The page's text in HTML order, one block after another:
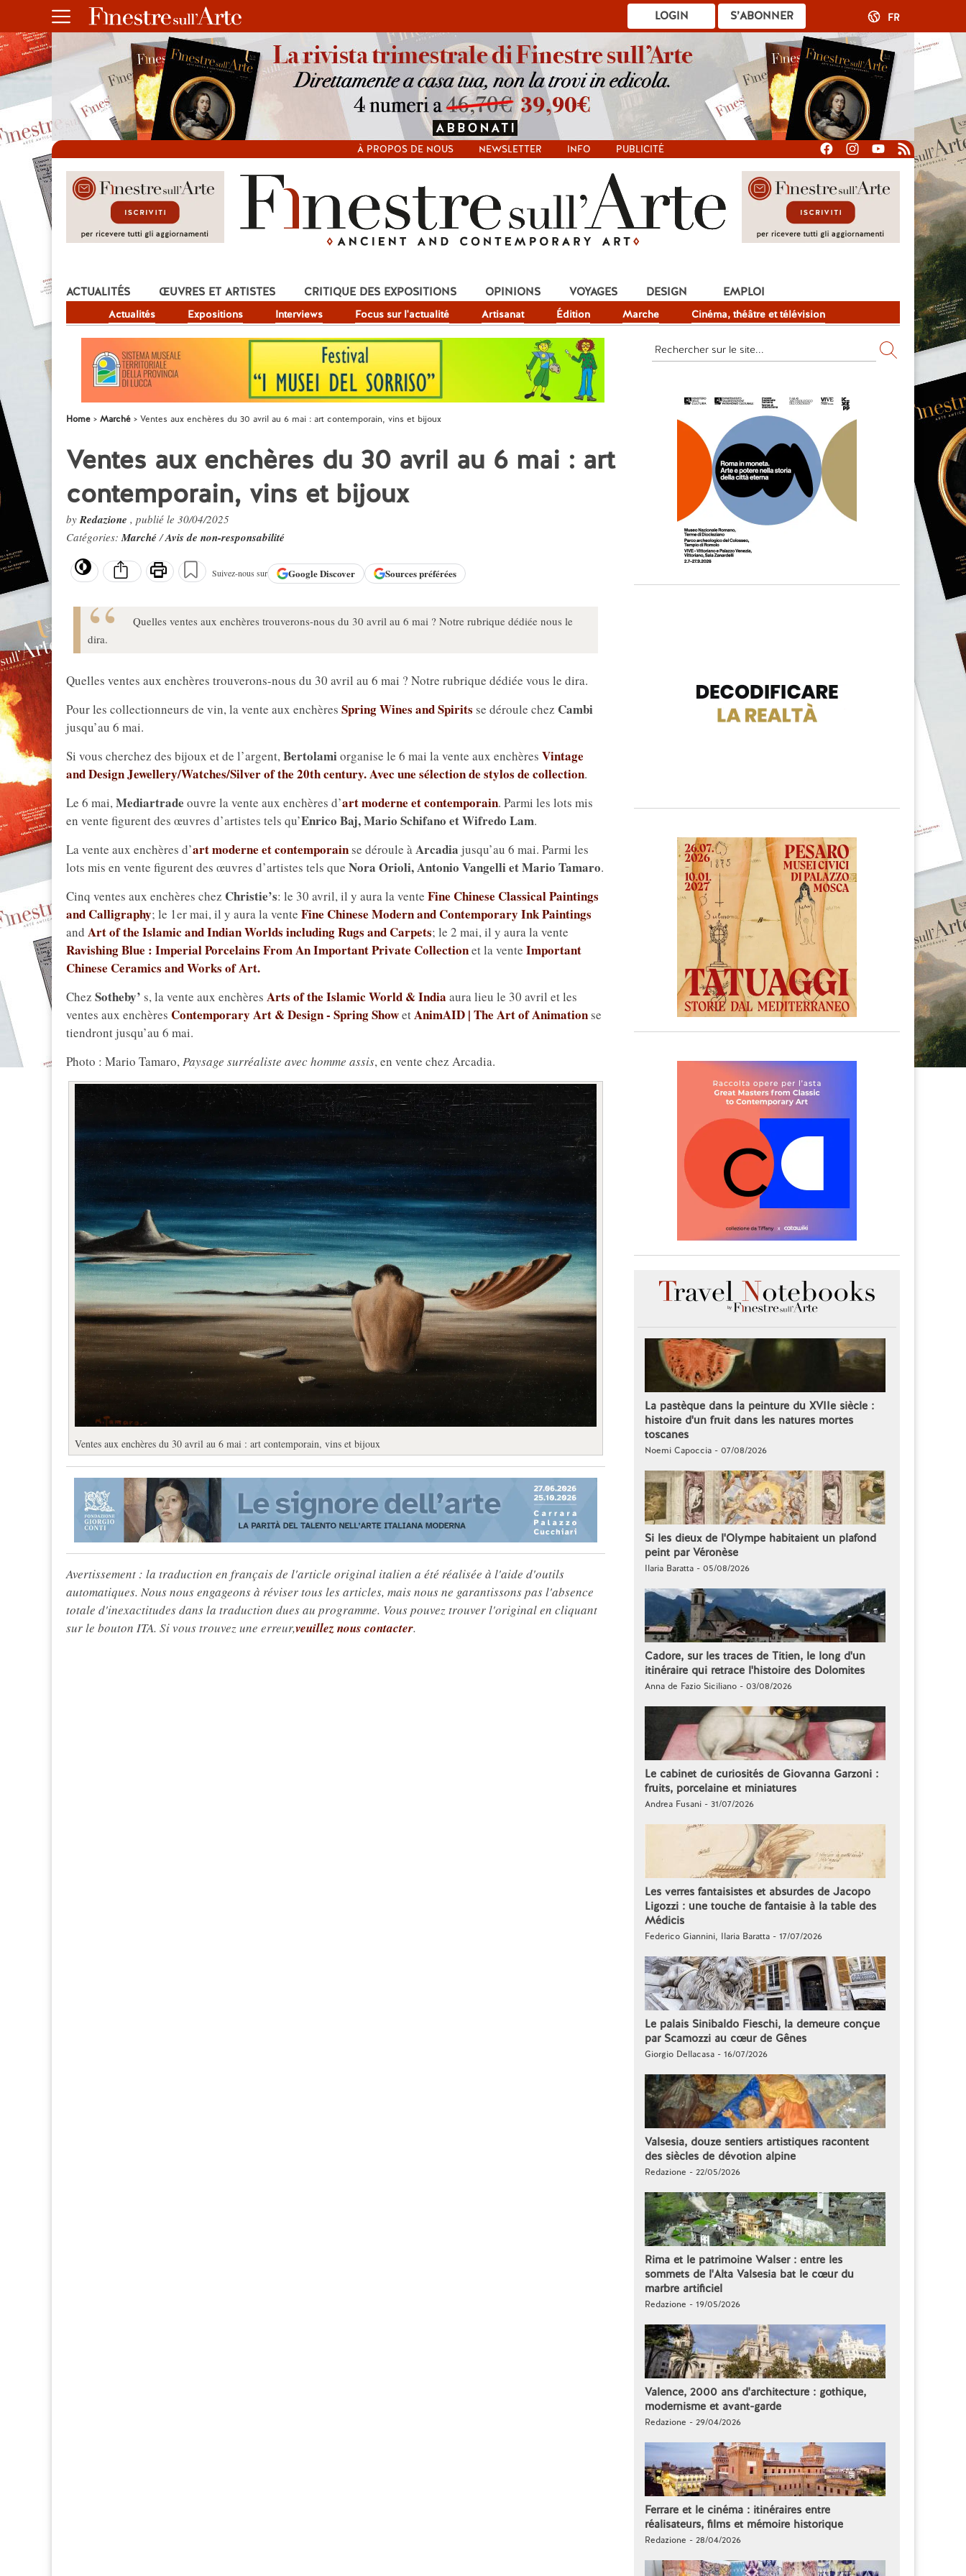
S’ABONNER
LOGIN FR
À PROPOS DE NOUS NEWSLETTER INFO PUBLICITÉ
ACTUALITÉS
Actualités Expositions Interviews Focus sur l'actualité Artisanat Édition Marche Cinéma, théâtre et télévision
ŒUVRES ET ARTISTES CRITIQUE DES EXPOSITIONS OPINIONS VOYAGES DESIGN EMPLOI
Home Marché Ventes aux enchères du 30 avril au 6 mai : art contemporain, vins et bijoux
Ventes aux enchères du 30 avril au 6 mai : art
contemporain, vins et bijoux
byRedazione , publié le 30/04/2025
Catégories:Marché/Avis de non-responsabilité
Suivez-nous sur GoogleDiscover Sources préférées
Quelles ventes aux enchères trouverons-nous du 30 avril au 6 mai ? Notre rubrique dédiée nous le
dira.
Quelles ventes aux enchères trouverons-nous du 30 avril au 6 mai ? Notre rubrique dédiée vous le dira.
Pour les collectionneurs de vin, la vente aux enchères Spring Wines and Spirits se déroule chez Cambi
jusqu’au 6 mai.
Si vous cherchez des bijoux et de l’argent,Bertolamiorganise le 6 mai la vente aux enchères Vintage
and Design Jewellery/Watches/Silver of the 20th century. Avec une sélection de stylos de collection.
Le 6 mai,Mediartrade ouvre la vente aux enchères d’art moderne et contemporain. Parmi les lots mis
en vente figurent des œuvres d’artistes tels qu’Enrico Baj, Mario Schifano et Wifredo Lam.
La vente aux enchères d’art moderne et contemporain se déroule àArcadia jusqu’au 6 mai. Parmi les
lots mis en vente figurent des œuvres d’artistes tels que Nora Orioli, Antonio Vangelli et Mario Tamaro.
Cinq ventes aux enchères chez Christie’s: le 30 avril, il y aura la vente Fine Chinese Classical Paintings
and Calligraphy; le 1er mai, il y aura la vente Fine Chinese Modern and Contemporary Ink Paintings
and Art of the Islamic and Indian Worlds including Rugs and Carpets; le 2 mai, il y aura la vente
Ravishing Blue : Imperial Porcelains From An Important Private Collectionet la vente Important
Chinese Ceramics and Works of Art.
Chez Sotheby’ s, la vente aux enchères Arts of the Islamic World & India aura lieu le 30 avril et les
ventes aux enchères Contemporary Art & Design - Spring ShowetAnimAID | The Art of Animation se
tiendront jusqu’au 6 mai.
Photo : Mario Tamaro,Paysage surréaliste avec homme assis, en vente chez Arcadia.
Ventes aux enchères du 30 avril au 6 mai : art contemporain, vins et bijoux
Avertissement : la traduction en français de l'article original italien a été réalisée à l'aide d'outils
automatiques. Nous nous engageons à réviser tous les articles, mais nous ne garantissons pas l'absence
totale d'inexactitudes dans la traduction dues au programme. Vous pouvez trouver l'original en cliquant
sur le bouton ITA. Si vous trouvez une erreur,veuillez nous contacter.
La pastèque dans la peinture du XVIIe siècle :
histoire d'un fruit dans les natures mortes
toscanes
Noemi Capoccia - 07/08/2026
Si les dieux de l'Olympe habitaient un plafond
peint par Véronèse
Ilaria Baratta - 05/08/2026
Cadore, sur les traces de Titien, le long d'un
itinéraire qui retrace l'histoire des Dolomites
Anna de Fazio Siciliano - 03/08/2026
Le cabinet de curiosités de Giovanna Garzoni :
fruits, porcelaine et miniatures
Andrea Fusani - 31/07/2026
Les verres fantaisistes et absurdes de Jacopo
Ligozzi : une touche de fantaisie à la table des
Médicis
Federico Giannini, Ilaria Baratta - 17/07/2026
Le palais Sinibaldo Fieschi, la demeure conçue
par Scamozzi au cœur de Gênes
Giorgio Dellacasa - 16/07/2026
Valsesia, douze sentiers artistiques racontent
des siècles de dévotion alpine
Redazione - 22/05/2026
Rima et le patrimoine Walser : entre les
sommets de l'Alta Valsesia bat le cœur du
marbre artificiel
Redazione - 19/05/2026
Valence, 2000 ans d'architecture : gothique,
modernisme et avant-garde
Redazione - 29/04/2026
Ferrare et le cinéma : itinéraires entre
réalisateurs, films et mémoire historique
Redazione - 28/04/2026